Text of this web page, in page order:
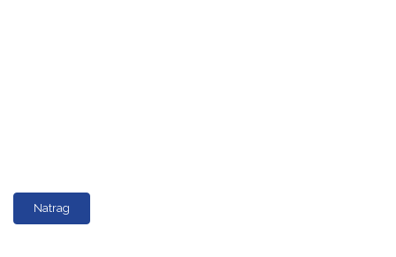
Natrag